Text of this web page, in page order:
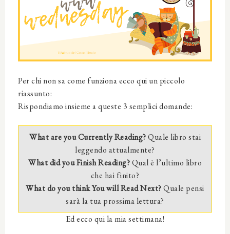
Per chi non sa come funziona ecco qui un piccolo
riassunto:
Rispondiamo insieme a queste 3 semplici domande:
What are you Currently Reading?Quale libro stai
leggendo attualmente?
What did you Finish Reading?Qual è l’ultimo libro
che hai finito?
What do you think You will Read Next?Quale pensi
sarà la tua prossima lettura?
Ed ecco qui la mia settimana!